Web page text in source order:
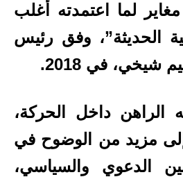
لما اعتمدته أغلب
الحديثة”، وفق رئيس
شيخي، في 2018.
الراهن داخل الحركة،
إلى مزيد من الوضوح في
الدعوي والسياسي،